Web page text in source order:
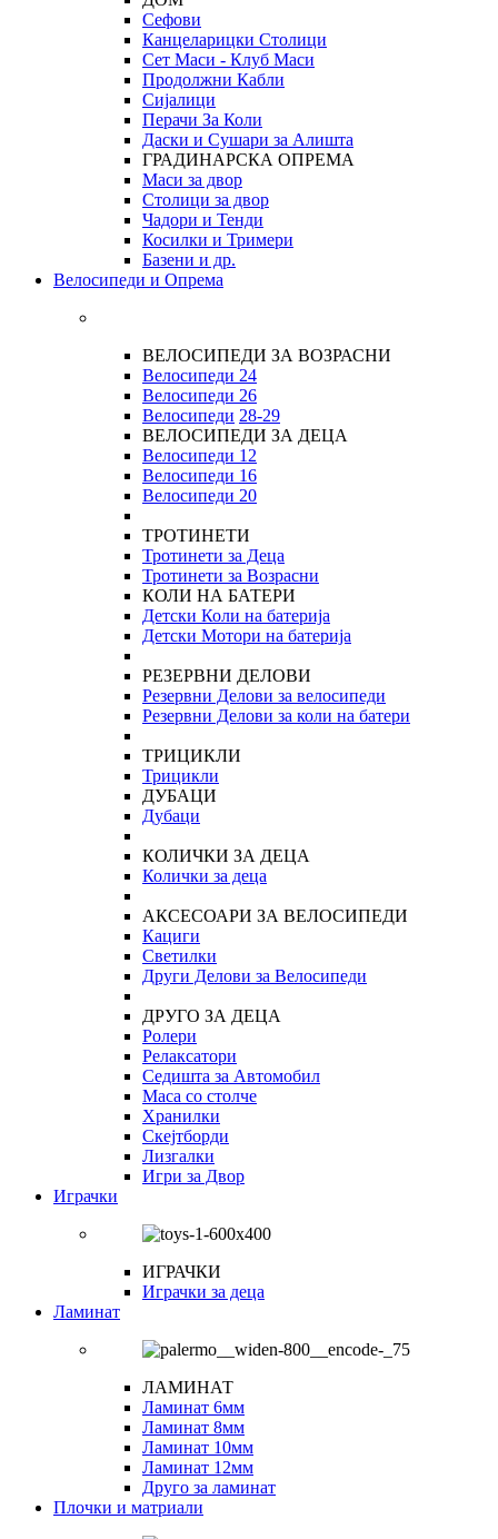
Сефови
Канцеларицки Столици
Сет Маси - Клуб Маси
Продолжни Кабли
Сијалици
Перачи За Коли
Даски и Сушари за Алишта
ГРАДИНАРСКА ОПРЕМА
Маси за двор
Столици за двор
Чадори и Тенди
Косилки и Тримери
Базени и др.
Велосипеди и Опрема
ВЕЛОСИПЕДИ ЗА ВОЗРАСНИ
Велосипеди 24
Велосипеди 26
Велосипеди 28-29
ВЕЛОСИПЕДИ ЗА ДЕЦА
Велосипеди 12
Велосипеди 16
Велосипеди 20
ТРОТИНЕТИ
Тротинети за Деца
Тротинети за Возрасни
КОЛИ НА БАТЕРИ
Детски Коли на батерија
Детски Мотори на батерија
РЕЗЕРВНИ ДЕЛОВИ
Резервни Делови за велосипеди
Резервни Делови за коли на батери
ТРИЦИКЛИ
Трицикли
ДУБАЦИ
Дубаци
КОЛИЧКИ ЗА ДЕЦА
Колички за деца
АКСЕСОАРИ ЗА ВЕЛОСИПЕДИ
Кациги
Светилки
Други Делови за Велосипеди
ДРУГО ЗА ДЕЦА
Ролери
Релаксатори
Седишта за Автомобил
Маса со столче
Хранилки
Скејтборди
Лизгалки
Игри за Двор
Играчки
ИГРАЧКИ
Играчки за деца
Ламинат
ЛАМИНАТ
Ламинат 6мм
Ламинат 8мм
Ламинат 10мм
Ламинат 12мм
Друго за ламинат
Плочки и матриали